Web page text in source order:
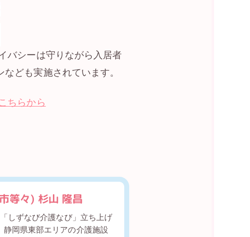
バシーは守りながら入居者
ども実施されています。
ちらから
等々) 杉山 隆昌
しずなび介護なび」立ち上げ
岡県東部エリアの介護施設